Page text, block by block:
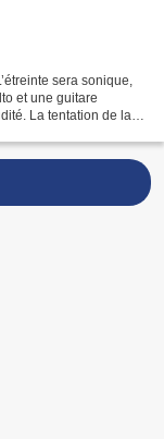
sera sonique,
et une guitare
La tentation de la